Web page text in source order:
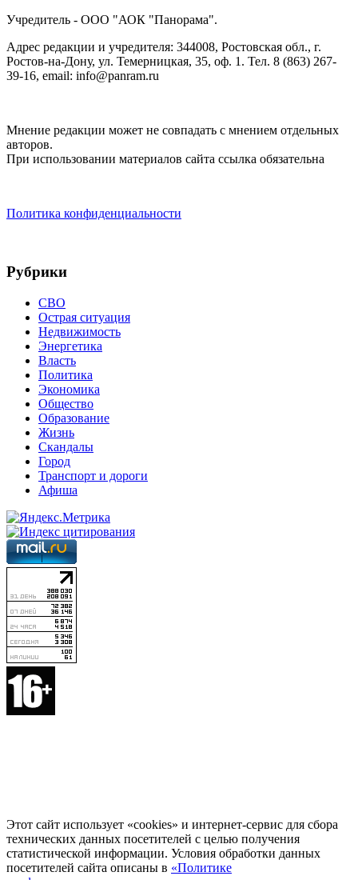
Учредитель - ООО "АОК "Панорама".
Адрес редакции и учредителя: 344008, Ростовская обл., г.
Ростов-на-Дону, ул. Темерницкая, 35, оф. 1. Тел. 8 (863) 267-
39-16, email: info@panram.ru
Мнение редакции может не совпадать с мнением отдельных
авторов.
При использовании материалов сайта ссылка обязательна
Политика конфиденциальности
Рубрики
СВО
Острая ситуация
Недвижимость
Энергетика
Власть
Политика
Экономика
Общество
Образование
Жизнь
Скандалы
Город
Транспорт и дороги
Афиша
Этот сайт использует «cookies» и интернет-сервис для сбора
технических данных посетителей с целью получения
статистической информации. Условия обработки данных
посетителей сайта описаны в «Политике